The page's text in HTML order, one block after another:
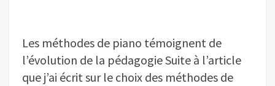
Les méthodes de piano témoignent de
l’évolution de la pédagogie Suite à l’article
que j’ai écrit sur le choix des méthodes de